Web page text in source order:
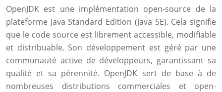
OpenJDK est une implémentation open-source de la
plateforme Java Standard Edition (Java SE). Cela signifie
que le code source est librement accessible, modifiable
et distribuable. Son développement est géré par une
communauté active de développeurs, garantissant sa
qualité et sa pérennité. OpenJDK sert de base à de
nombreuses distributions commerciales et open-